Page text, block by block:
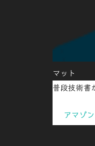
マット
普段技術書
アマゾ